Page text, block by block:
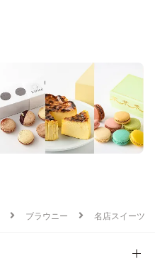
ブラウニー 名店スイーツ